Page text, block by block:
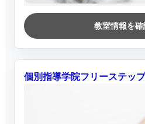
教室情報を
個別指導学院フリーステッ